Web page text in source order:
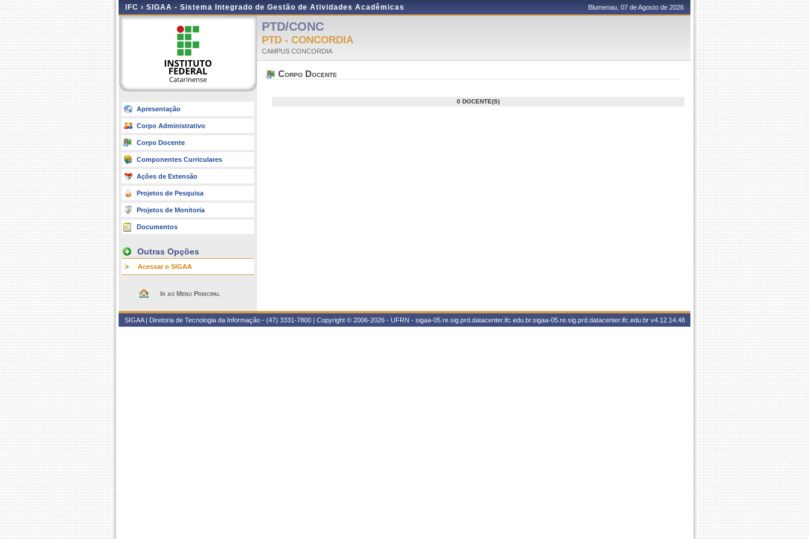
IFC › SIGAA - Sistema Integrado de Gestão de Atividades Acadêmicas Blumenau, 07 de Agosto de 2026
Apresentação
Corpo Administrativo
Corpo Docente
Componentes Curriculares
Ações de Extensão
Projetos de Pesquisa
Projetos de Monitoria
Documentos
Outras Opções
Acessar o SIGAA
Ir ao Menu Principal
PTD/CONC
PTD - CONCORDIA
CAMPUS CONCORDIA
Corpo Docente
0 DOCENTE(S)
SIGAA | Diretoria de Tecnologia da Informação - (47) 3331-7800 | Copyright © 2006-2026 - UFRN - sigaa-05.re.sig.prd.datacenter.ifc.edu.br.sigaa-05.re.sig.prd.datacenter.ifc.edu.br v4.12.14.48